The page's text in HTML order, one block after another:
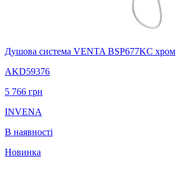
Душова система VENTA BSP677KC хром
AKD59376
5 766 грн
INVENA
В наявності
Новинка